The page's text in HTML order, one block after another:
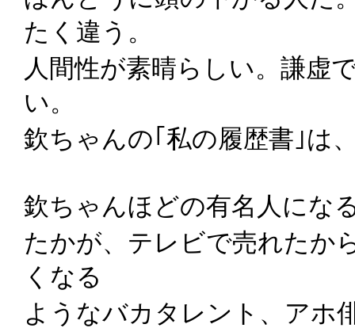
たく違う。
人間性が素晴らしい。謙虚
い。
欽ちゃんの｢私の履歴書｣は
欽ちゃんほどの有名人にな
たかが、テレビで売れたか
くなる
ようなバカタレント、アホ